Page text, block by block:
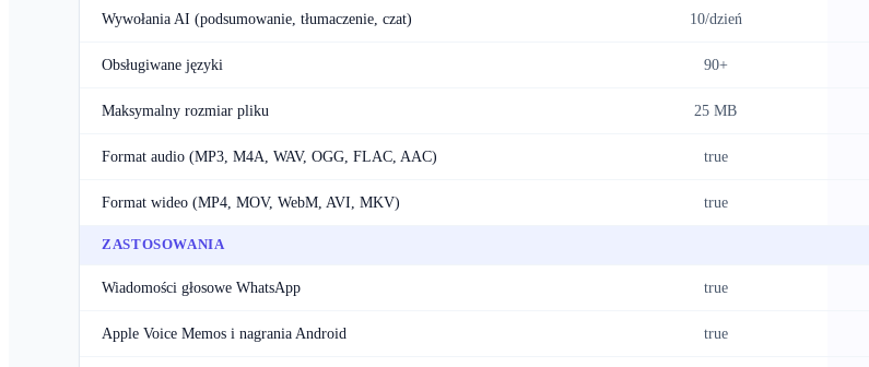
Wywołania AI (podsumowanie, tłumaczenie, czat) 10/dzień
Obsługiwane języki 90+
Maksymalny rozmiar pliku 25 MB
Format audio (MP3, M4A, WAV, OGG, FLAC, AAC) true
Format wideo (MP4, MOV, WebM, AVI, MKV) true
ZASTOSOWANIA
Wiadomości głosowe WhatsApp true
Apple Voice Memos i nagrania Android true